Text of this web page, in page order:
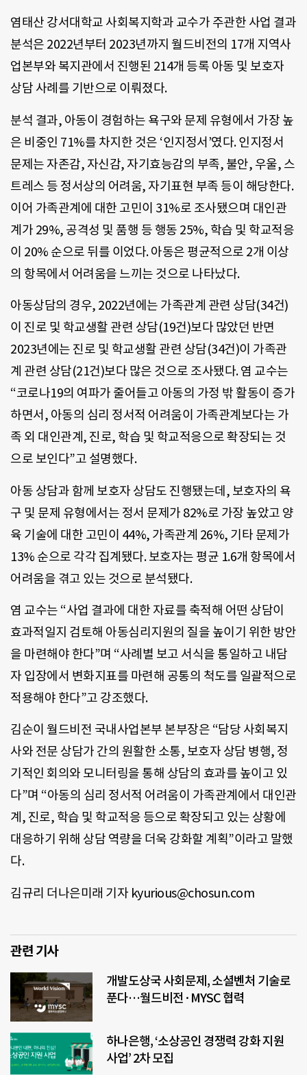
염태산 강서대학교 사회복지학과 교수가 주관한 사업 결과
분석은 2022년부터 2023년까지 월드비전의 17개 지역사
업본부와 복지관에서 진행된 214개 등록 아동 및 보호자
상담 사례를 기반으로 이뤄졌다.
분석 결과, 아동이 경험하는 욕구와 문제 유형에서 가장 높
은 비중인 71%를 차지한 것은 ‘인지정서’였다. 인지정서
문제는 자존감, 자신감, 자기효능감의 부족, 불안, 우울, 스
트레스 등 정서상의 어려움, 자기표현 부족 등이 해당한다.
이어 가족관계에 대한 고민이 31%로 조사됐으며 대인관
계가 29%, 공격성 및 품행 등 행동 25%, 학습 및 학교적응
이 20% 순으로 뒤를 이었다. 아동은 평균적으로 2개 이상
의 항목에서 어려움을 느끼는 것으로 나타났다.
아동상담의 경우, 2022년에는 가족관계 관련 상담(34건)
이 진로 및 학교생활 관련 상담(19건)보다 많았던 반면
2023년에는 진로 및 학교생활 관련 상담(34건)이 가족관
계 관련 상담(21건)보다 많은 것으로 조사됐다. 염 교수는
“코로나19의 여파가 줄어들고 아동의 가정 밖 활동이 증가
하면서, 아동의 심리 정서적 어려움이 가족관계보다는 가
족 외 대인관계, 진로, 학습 및 학교적응으로 확장되는 것
으로 보인다”고 설명했다.
아동 상담과 함께 보호자 상담도 진행됐는데, 보호자의 욕
구 및 문제 유형에서는 정서 문제가 82%로 가장 높았고 양
육 기술에 대한 고민이 44%, 가족관계 26%, 기타 문제가
13% 순으로 각각 집계됐다. 보호자는 평균 1.6개 항목에서
어려움을 겪고 있는 것으로 분석됐다.
염 교수는 “사업 결과에 대한 자료를 축적해 어떤 상담이
효과적일지 검토해 아동심리지원의 질을 높이기 위한 방안
을 마련해야 한다”며 “사례별 보고 서식을 통일하고 내담
자 입장에서 변화지표를 마련해 공통의 척도를 일괄적으로
적용해야 한다”고 강조했다.
김순이 월드비전 국내사업본부 본부장은 “담당 사회복지
사와 전문 상담가 간의 원활한 소통, 보호자 상담 병행, 정
기적인 회의와 모니터링을 통해 상담의 효과를 높이고 있
다”며 “아동의 심리 정서적 어려움이 가족관계에서 대인관
계, 진로, 학습 및 학교적응 등으로 확장되고 있는 상황에
대응하기 위해 상담 역량을 더욱 강화할 계획”이라고 말했
다.
김규리 더나은미래 기자 kyurious@chosun.com
관련 기사
개발도상국 사회문제, 소셜벤처 기술로
푼다…월드비전·MYSC 협력
하나은행, ‘소상공인 경쟁력 강화 지원
사업’ 2차 모집